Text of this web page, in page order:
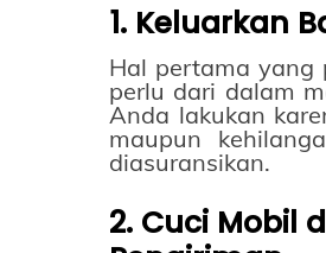
1. Keluarkan
Hal pertama yang
perlu dari dalam
Anda lakukan
maupun
diasuransikan.
2. Cuci Mobil